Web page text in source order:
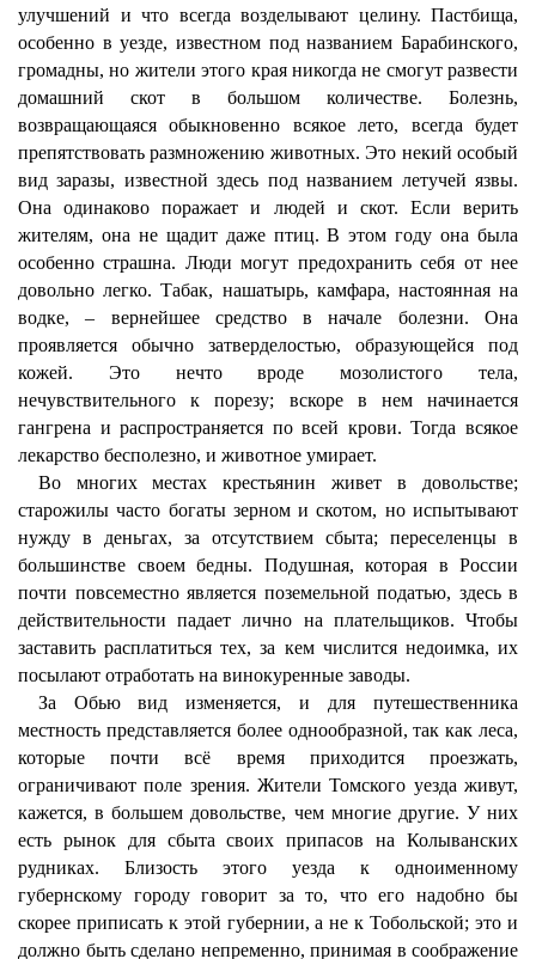
улучшений и что всегда возделывают целину. Пастбища,
особенно в уезде, известном под названием Барабинского,
громадны, но жители этого края никогда не смогут развести
домашний скот в большом количестве. Болезнь,
возвращающаяся обыкновенно всякое лето, всегда будет
препятствовать размножению животных. Это некий особый
вид заразы, известной здесь под названием летучей язвы.
Она одинаково поражает и людей и скот. Если верить
жителям, она не щадит даже птиц. В этом году она была
особенно страшна. Люди могут предохранить себя от нее
довольно легко. Табак, нашатырь, камфара, настоянная на
водке, – вернейшее средство в начале болезни. Она
проявляется обычно затверделостью, образующейся под
кожей. Это нечто вроде мозолистого тела,
нечувствительного к порезу; вскоре в нем начинается
гангрена и распространяется по всей крови. Тогда всякое
лекарство бесполезно, и животное умирает.
Во многих местах крестьянин живет в довольстве;
старожилы часто богаты зерном и скотом, но испытывают
нужду в деньгах, за отсутствием сбыта; переселенцы в
большинстве своем бедны. Подушная, которая в России
почти повсеместно является поземельной податью, здесь в
действительности падает лично на плательщиков. Чтобы
заставить расплатиться тех, за кем числится недоимка, их
посылают отработать на винокуренные заводы.
За Обью вид изменяется, и для путешественника
местность представляется более однообразной, так как леса,
которые почти всё время приходится проезжать,
ограничивают поле зрения. Жители Томского уезда живут,
кажется, в большем довольстве, чем многие другие. У них
есть рынок для сбыта своих припасов на Колыванских
рудниках. Близость этого уезда к одноименному
губернскому городу говорит за то, что его надобно бы
скорее приписать к этой губернии, а не к Тобольской; это и
должно быть сделано непременно, принимая в соображение